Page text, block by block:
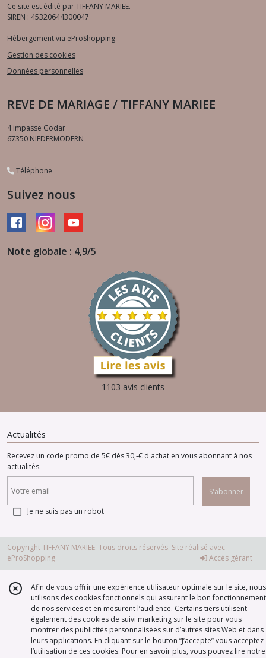
Ce site est édité par TIFFANY MARIEE.
SIREN : 45320644300047
Hébergement via eProShopping
Gestion des cookies
Données personnelles
REVE DE MARIAGE / TIFFANY MARIEE
4 impasse Godar
67350 NIEDERMODERN
Téléphone
Suivez nous
Note globale : 4,9/5
1103 avis clients
Actualités
Recevez un code promo de 5€ dès 30,-€ d'achat en vous abonnant à nos
actualités.
S'abonner
Je ne suis pas un robot
Copyright TIFFANY MARIEE. Tous droits réservés. Site réalisé avec
eProShopping
Accès gérant
Afin de vous offrir une expérience utilisateur optimale sur le site, nous
utilisons des cookies fonctionnels qui assurent le bon fonctionnement
de nos services et en mesurent l’audience. Certains tiers utilisent
également des cookies de suivi marketing sur le site pour vous
montrer des publicités personnalisées sur d’autres sites Web et dans
leurs applications. En cliquant sur le bouton “J’accepte” vous acceptez
l’utilisation de ces cookies. Pour en savoir plus, vous pouvez lire notre